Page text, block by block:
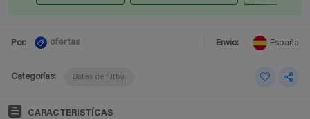
Por: ofertas Envio: España
Categorías: Botas de fútbol
CARACTERISTÍCAS